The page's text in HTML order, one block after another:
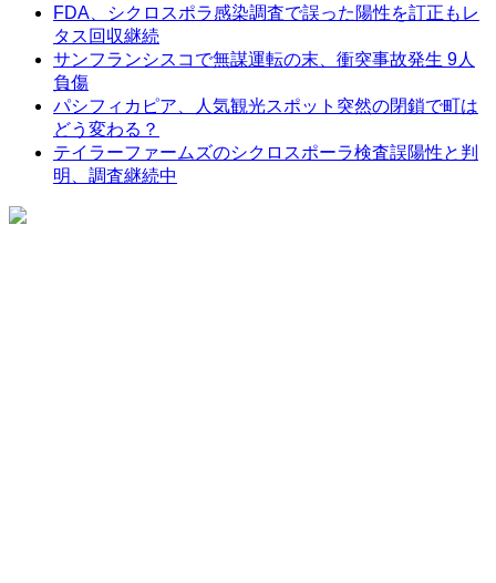
FDA、シクロスポラ感染調査で誤った陽性を訂正もレ
タス回収継続
サンフランシスコで無謀運転の末、衝突事故発生 9人
負傷
パシフィカピア、人気観光スポット突然の閉鎖で町は
どう変わる？
テイラーファームズのシクロスポーラ検査誤陽性と判
明、調査継続中